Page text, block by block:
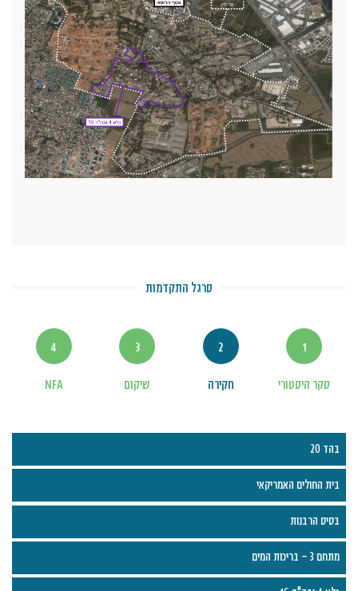
בהד 20
בית החולים האמריקאי
בסיס הרבנות
מתחם 3 – בריכות המים
סרגל התקדמות
1
סקר היסטורי
2
חקירה
3
שיקום
4
NFA